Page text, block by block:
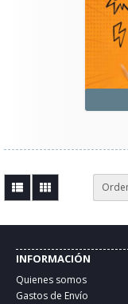
INFORMACIÓN
Quienes somos
Gastos de Envío